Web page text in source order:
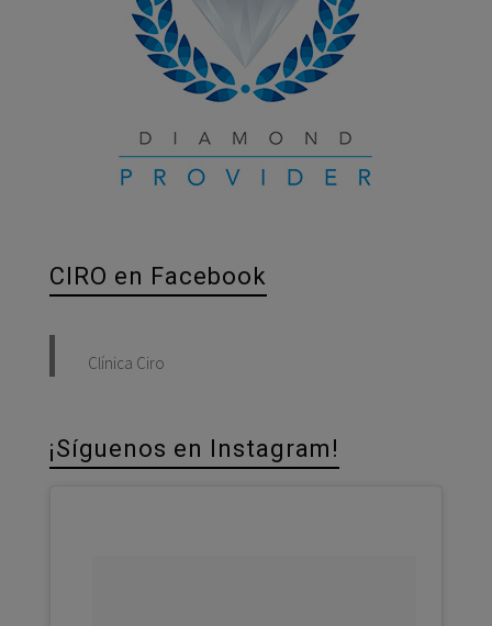
CIRO en Facebook
Clínica Ciro
¡Síguenos en Instagram!